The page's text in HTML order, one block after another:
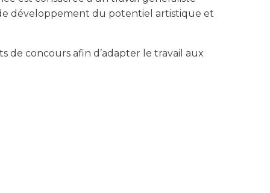
développement du potentiel artistique et
de concours afin d’adapter le travail aux